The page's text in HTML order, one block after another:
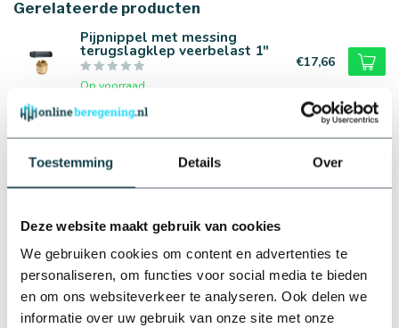
Toestemming Details Over
Deze website maakt gebruik van cookies
We gebruiken cookies om content en advertenties te
personaliseren, om functies voor social media te bieden
en om ons websiteverkeer te analyseren. Ook delen we
informatie over uw gebruik van onze site met onze
Max. aanzuigdiepte 7
Gerelateerde producten
Pijpnippel met messing
terugslagklep veerbelast 1"
Op voorraad
€17,66
beregeningsinstallatie
compleet inclusief
beregeningscomputer ESP- €539,25
RainBird Rainbird
beregeningsinstallatie
compleet inclusief
beregeningscomputer ESP-
TM2 | 6 zones €670,45